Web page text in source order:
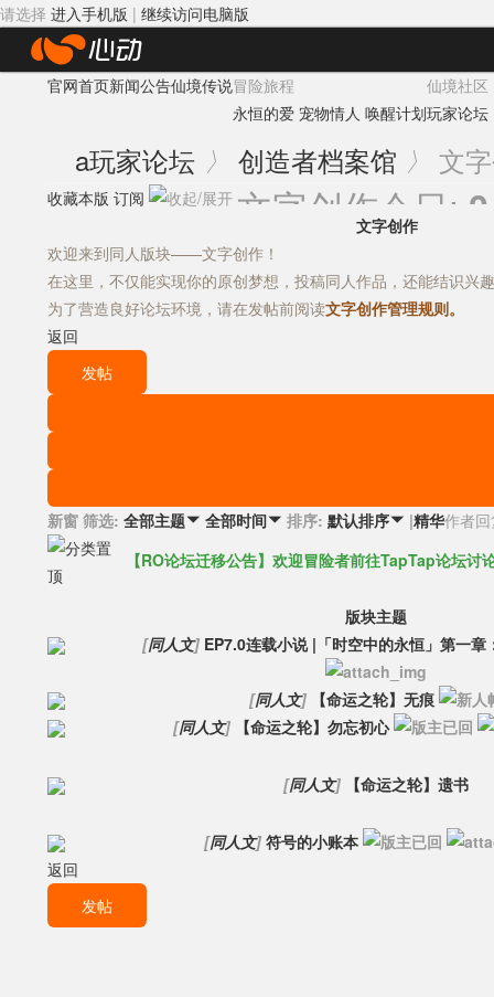
请选择 进入手机版 | 继续访问电脑版
心
动
络
官网首页新闻公告仙境传说冒险旅程
永恒的爱 宠物情人 唤醒计划
仙境社区
玩家论坛
a玩家论坛 〉 创造者档案馆 〉 文
收藏本版 订阅 文字创作今日: 0
文字创作
欢迎来到同人版块——文字创作！
在这里，不仅能实现你的原创梦想，投稿同人作品，还能结识兴
为了营造良好论坛环境，请在发帖前阅读文字创作管理规则。
返回
发帖
新窗 筛选: 全部主题 全部时间  排序: 默认排序 |精华作者
【RO论坛迁移公告】欢迎冒险者前往TapTap论坛讨
版块主题
[同人文] EP7.0连载小说 |「时空中的永恒」第一章
[同人文] 【命运之轮】无痕
[同人文] 【命运之轮】勿忘初心
[同人文] 【命运之轮】遗书
[同人文] 符号的小账本
返回
发帖